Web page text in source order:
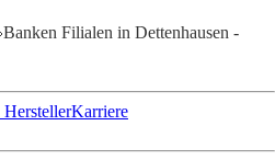
Banken Filialen in Dettenhausen -
Karriere